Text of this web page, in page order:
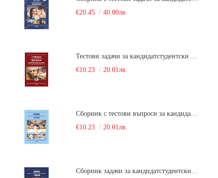
€20.45
40.00лв.
Тестови задачи за кандидатстудентски изпит по биология. Сборник
€10.23
20.01лв.
Сборник с тестови въпроси за кандидатстудентски изпит по химия. 2022
€10.23
20.01лв.
Сборник задачи за кандидатстудентски изпит по химия